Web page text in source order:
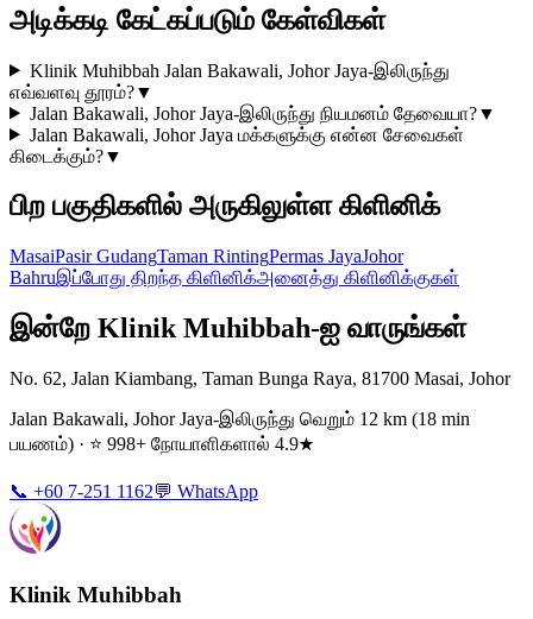
அடிக்கடி கேட்கப்படும் கேள்விகள்
Klinik Muhibbah Jalan Bakawali, Johor Jaya-இலிருந்து
எவ்வளவு தூரம்?▼
Jalan Bakawali, Johor Jaya-இலிருந்து நியமனம் தேவையா?▼
Jalan Bakawali, Johor Jaya மக்களுக்கு என்ன சேவைகள்
கிடைக்கும்?▼
பிற பகுதிகளில் அருகிலுள்ள கிளினிக்
MasaiPasir GudangTaman RintingPermas JayaJohor
Bahruஇப்போது திறந்த கிளினிக்அனைத்து கிளினிக்குகள்
இன்றே Klinik Muhibbah-ஐ வாருங்கள்
No. 62, Jalan Kiambang, Taman Bunga Raya, 81700 Masai, Johor
Jalan Bakawali, Johor Jaya-இலிருந்து வெறும் 12 km (18 min
பயணம்) · ⭐ 998+ நோயாளிகளால் 4.9★
📞 +60 7-251 1162💬 WhatsApp
Klinik Muhibbah